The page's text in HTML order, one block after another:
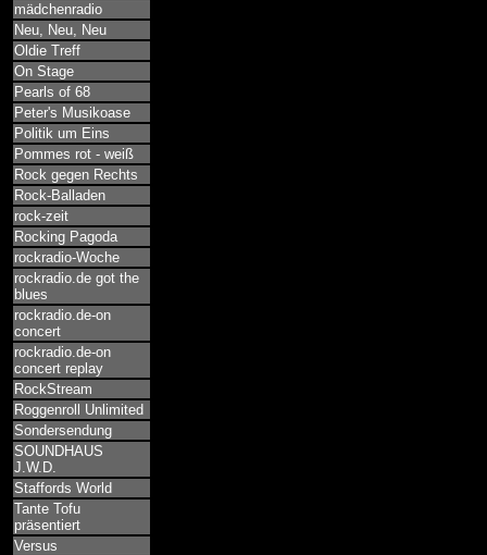
mädchenradio
Neu, Neu, Neu
Oldie Treff
On Stage
Pearls of 68
Peter's Musikoase
Politik um Eins
Pommes rot - weiß
Rock gegen Rechts
Rock-Balladen
rock-zeit
Rocking Pagoda
rockradio-Woche
rockradio.de got the
blues
rockradio.de-on
concert
rockradio.de-on
concert replay
RockStream
Roggenroll Unlimited
Sondersendung
SOUNDHAUS
J.W.D.
Staffords World
Tante Tofu
präsentiert
Versus